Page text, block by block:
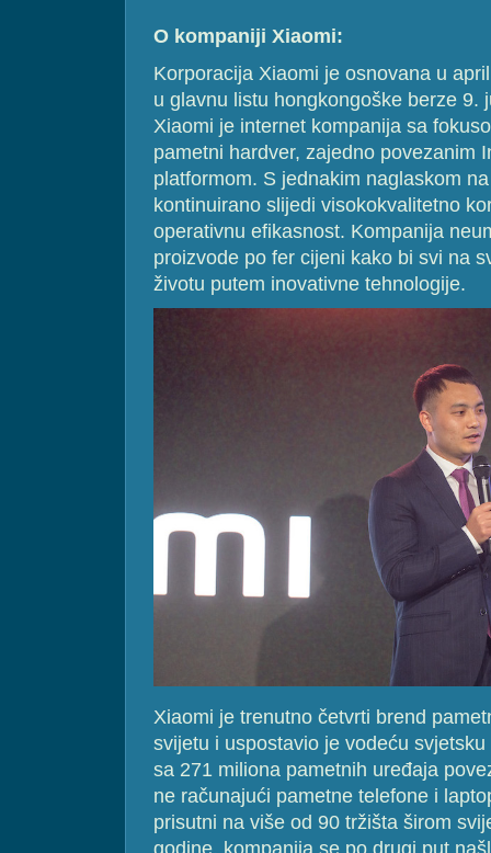
O kompaniji Xiaomi:
Korporacija Xiaomi je osnovana u
u glavnu listu hongkongoške berze 9.
Xiaomi je internet kompanija sa
pametni hardver, zajedno povezanim
platformom. S jednakim naglaskom
kontinuirano slijedi visokokvalitetno
operativnu efikasnost. Kompanija
proizvode po fer cijeni kako bi svi na
životu putem inovativne tehnologije.
Xiaomi je trenutno četvrti brend
svijetu i uspostavio je vodeću
sa 271 miliona pametnih uređaja
ne računajući pametne telefone i
prisutni na više od 90 tržišta širom
godine, kompanija se po drugi put